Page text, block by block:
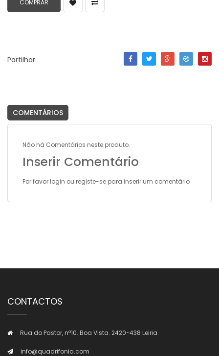
Partilhar
COMENTÁRIOS
Não há Comentários neste produto.
Inserir Comentário
Por favor login ou registe-se para inserir um comentário
CONTACTOS
Rua do Pastor, nº10. Boa Vista. 2420-438 Leiria.
info@quadrifonia.com